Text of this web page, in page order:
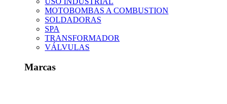
MOTOBOMBAS A COMBUSTION
SOLDADORAS
SPA
TRANSFORMADOR
VÁLVULAS
Marcas